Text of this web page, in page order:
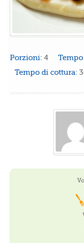
Porzioni: 4
Tempo di cottura: